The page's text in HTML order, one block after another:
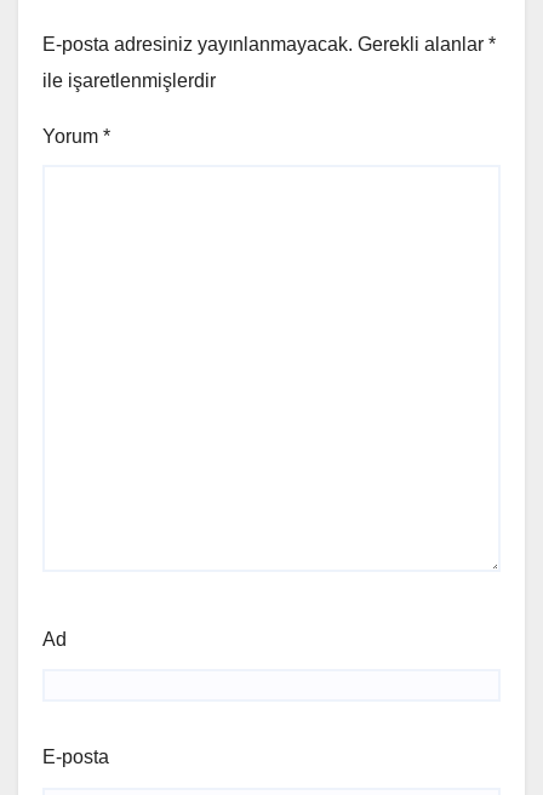
E-posta adresiniz yayınlanmayacak. Gerekli alanlar *
ile işaretlenmişlerdir
Yorum *
Ad
E-posta